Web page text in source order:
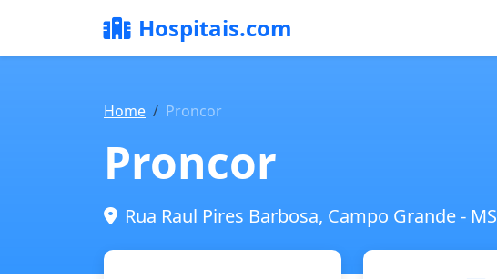
Hospitais.com
Home Proncor
Proncor
Rua Raul Pires Barbosa, Campo Grande - MS